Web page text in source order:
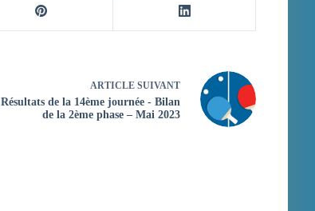
ARTICLE SUIVANT
Résultats de la 14ème journée - Bilan
de la 2ème phase – Mai 2023